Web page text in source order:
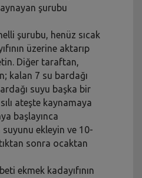
şurubu
şurubu, henüz sıcak
üzerine aktarıp
Diğer taraftan,
kalan 7 su bardağı
suyu başka bir
ateşte kaynamaya
başlayınca
suyunu ekleyin ve 10-
sonra ocaktan
ekmek kadayıfının